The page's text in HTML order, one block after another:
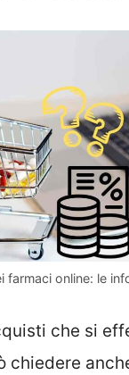
farmaci online: le
che si
chiedere